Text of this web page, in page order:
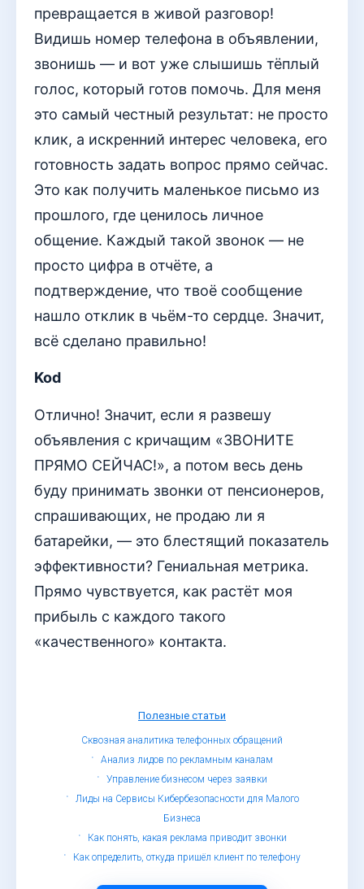
превращается в живой разговор!
Видишь номер телефона в объявлении,
звонишь — и вот уже слышишь тёплый
голос, который готов помочь. Для меня
это самый честный результат: не просто
клик, а искренний интерес человека, его
готовность задать вопрос прямо сейчас.
Это как получить маленькое письмо из
прошлого, где ценилось личное
общение. Каждый такой звонок — не
просто цифра в отчёте, а
подтверждение, что твоё сообщение
нашло отклик в чьём-то сердце. Значит,
всё сделано правильно!
Kod
Отлично! Значит, если я развешу
объявления с кричащим «ЗВОНИТЕ
ПРЯМО СЕЙЧАС!», а потом весь день
буду принимать звонки от пенсионеров,
спрашивающих, не продаю ли я
батарейки, — это блестящий показатель
эффективности? Гениальная метрика.
Прямо чувствуется, как растёт моя
прибыль с каждого такого
«качественного» контакта.
Полезные статьи
Сквозная аналитика телефонных обращений
Анализ лидов по рекламным каналам
Управление бизнесом через заявки
Лиды на Сервисы Кибербезопасности для Малого
Бизнеса
Как понять, какая реклама приводит звонки
Как определить, откуда пришёл клиент по телефону
© Определитель номеров, 2019 - 2026